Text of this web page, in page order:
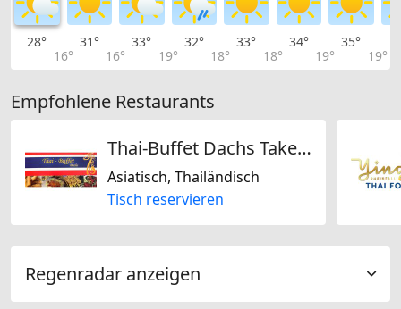
28°
16°
31°
16°
33°
19°
32°
18°
33°
18°
34°
19°
35°
19°
Empfohlene Restaurants
Thai-Buffet Dachs Take Away
Asiatisch, Thailändisch
Tisch reservieren
Regenradar anzeigen